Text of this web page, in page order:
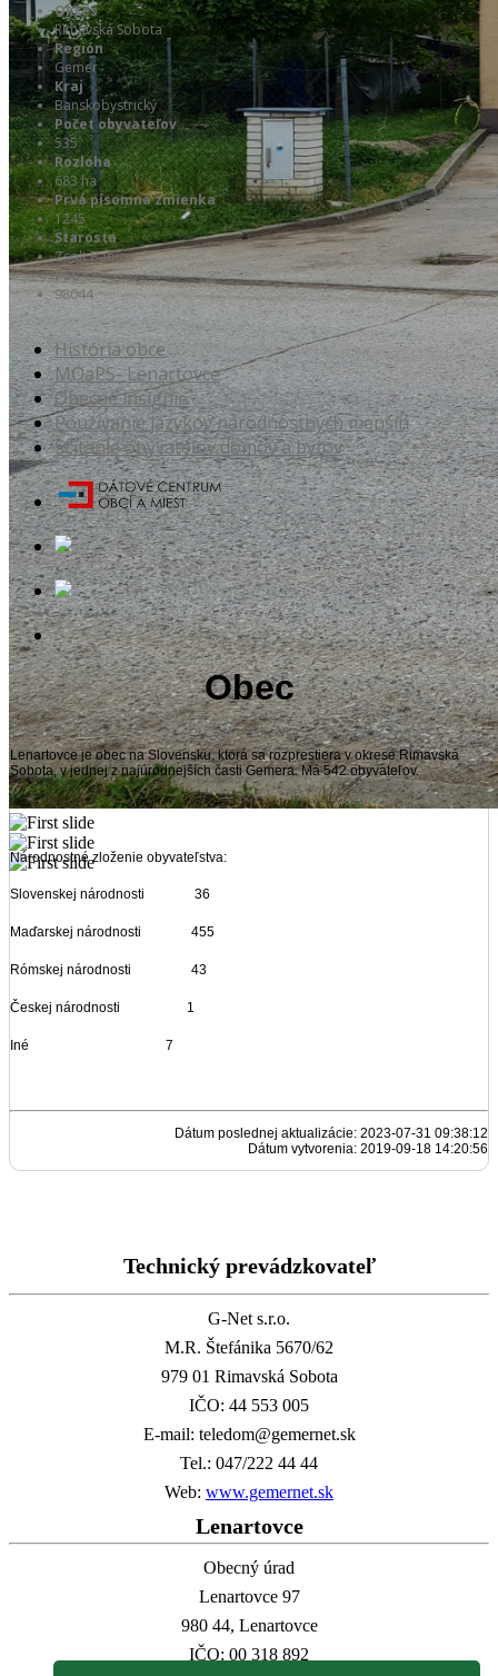
Okres
Rimavská Sobota
Región
Gemer
Kraj
Banskobystrický
Počet obyvateľov
535
Rozloha
683 ha
Prvá písomná zmienka
1245
Starosta
Zsolt Babús
PSČ
98044
História obce
MOaPS- Lenartovce
Obecné insígnie
Používanie jazykov národnostných menšín
Sčítanie obyvateľov domov a bytov
Obec
Lenartovce je obec na Slovensku, ktorá sa rozprestiera v okrese Rimavská
Sobota, v jednej z najúrodnejších časti Gemera. Má 542 obyvateľov.
Národnostné zloženie obyvateľstva:
Slovenskej národnosti 36
Maďarskej národnosti 455
Rómskej národnosti 43
Českej národnosti 1
Iné 7
Dátum poslednej aktualizácie: 2023-07-31 09:38:12
Dátum vytvorenia: 2019-09-18 14:20:56
Technický prevádzkovateľ
G-Net s.r.o.
M.R. Štefánika 5670/62
979 01 Rimavská Sobota
IČO: 44 553 005
E-mail: teledom@gemernet.sk
Tel.: 047/222 44 44
Web: www.gemernet.sk
Lenartovce
Obecný úrad
Lenartovce 97
980 44, Lenartovce
IČO: 00 318 892